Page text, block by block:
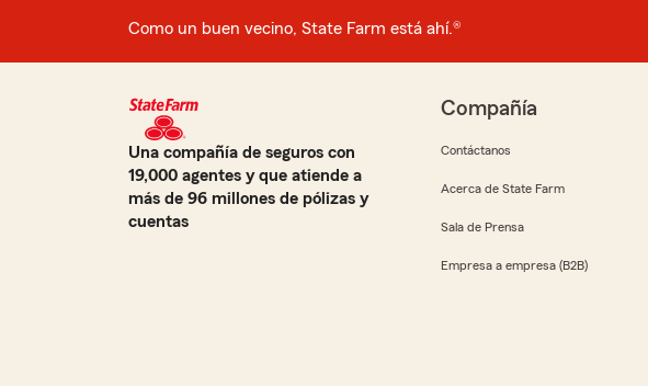
Como un buen vecino, State Farm está ahí.®
Una compañía de seguros con
19,000 agentes y que atiende a
más de 96 millones de pólizas y
cuentas
Compañía
Contáctanos
Acerca de State Farm
Sala de Prensa
Empresa a empresa (B2B)